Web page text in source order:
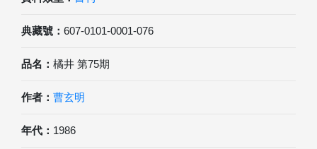
典藏號： 607-0101-0001-076
品名： 橘井 第75期
作者： 曹玄明
年代： 1986